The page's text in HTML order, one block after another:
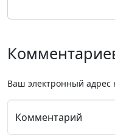
Ваш электронный адрес
Комментарий